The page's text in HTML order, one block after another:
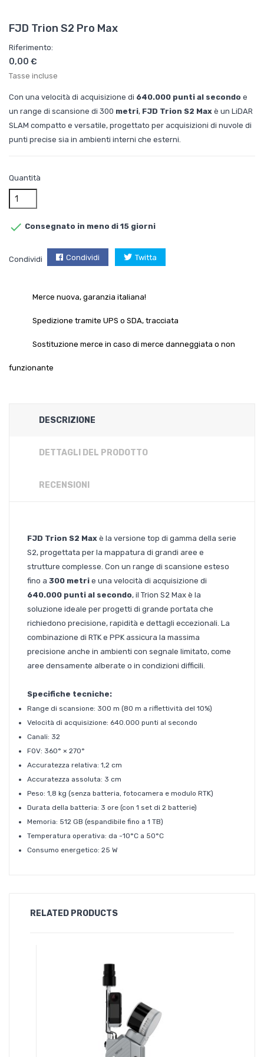
FJD Trion S2 Pro Max
Riferimento:
0,00 €
Tasse incluse
Con una velocità di acquisizione di 640.000 punti al secondo e
un range di scansione di 300 metri, FJD Trion S2 Max è un LiDAR
SLAM compatto e versatile, progettato per acquisizioni di nuvole di
punti precise sia in ambienti interni che esterni.
Quantità
 Consegnato in meno di 15 giorni
Condividi Condividi Twitta
Merce nuova, garanzia italiana!
Spedizione tramite UPS o SDA, tracciata
Sostituzione merce in caso di merce danneggiata o non
funzionante
DESCRIZIONE
DETTAGLI DEL PRODOTTO
RECENSIONI
FJD Trion S2 Max è la versione top di gamma della serie
S2, progettata per la mappatura di grandi aree e
strutture complesse. Con un range di scansione esteso
fino a 300 metri e una velocità di acquisizione di
640.000 punti al secondo, il Trion S2 Max è la
soluzione ideale per progetti di grande portata che
richiedono precisione, rapidità e dettagli eccezionali. La
combinazione di RTK e PPK assicura la massima
precisione anche in ambienti con segnale limitato, come
aree densamente alberate o in condizioni difficili.
Specifiche tecniche:
Range di scansione: 300 m (80 m a riflettività del 10%)
Velocità di acquisizione: 640.000 punti al secondo
Canali: 32
FOV: 360° × 270°
Accuratezza relativa: 1,2 cm
Accuratezza assoluta: 3 cm
Peso: 1,8 kg (senza batteria, fotocamera e modulo RTK)
Durata della batteria: 3 ore (con 1 set di 2 batterie)
Memoria: 512 GB (espandibile fino a 1 TB)
Temperatura operativa: da -10°C a 50°C
Consumo energetico: 25 W
RELATED PRODUCTS